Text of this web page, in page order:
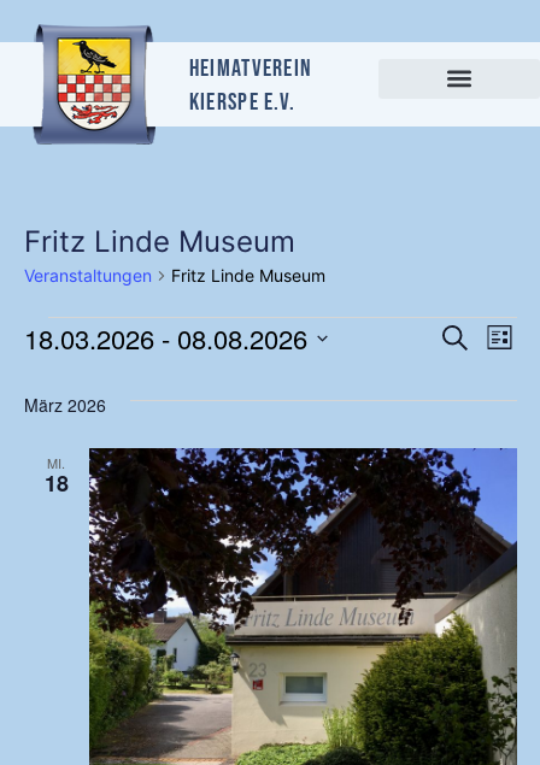
Heimatverein
Kierspe e.v.
Fritz Linde Museum
Veranstaltungen Fritz Linde Museum
und
SucheListe
18.03.2026 - 08.08.2026
wählen.
März 2026
MI.
18